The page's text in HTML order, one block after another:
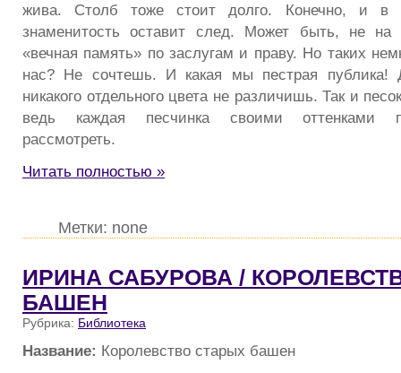
жива. Столб тоже стоит долго. Конечно, и в
знаменитость оставит след. Может быть, не
«вечная память» по заслугам и праву. Но таких
нас? Не сочтешь. И какая мы пестрая публика!
никакого отдельного цвета не различишь. Так и
ведь каждая песчинка своими оттенками
рассмотреть.
Читать полностью »
Метки: none
ИРИНА САБУРОВА /
БАШЕН
Рубрика: Библиотека
Название: Королевство старых башен